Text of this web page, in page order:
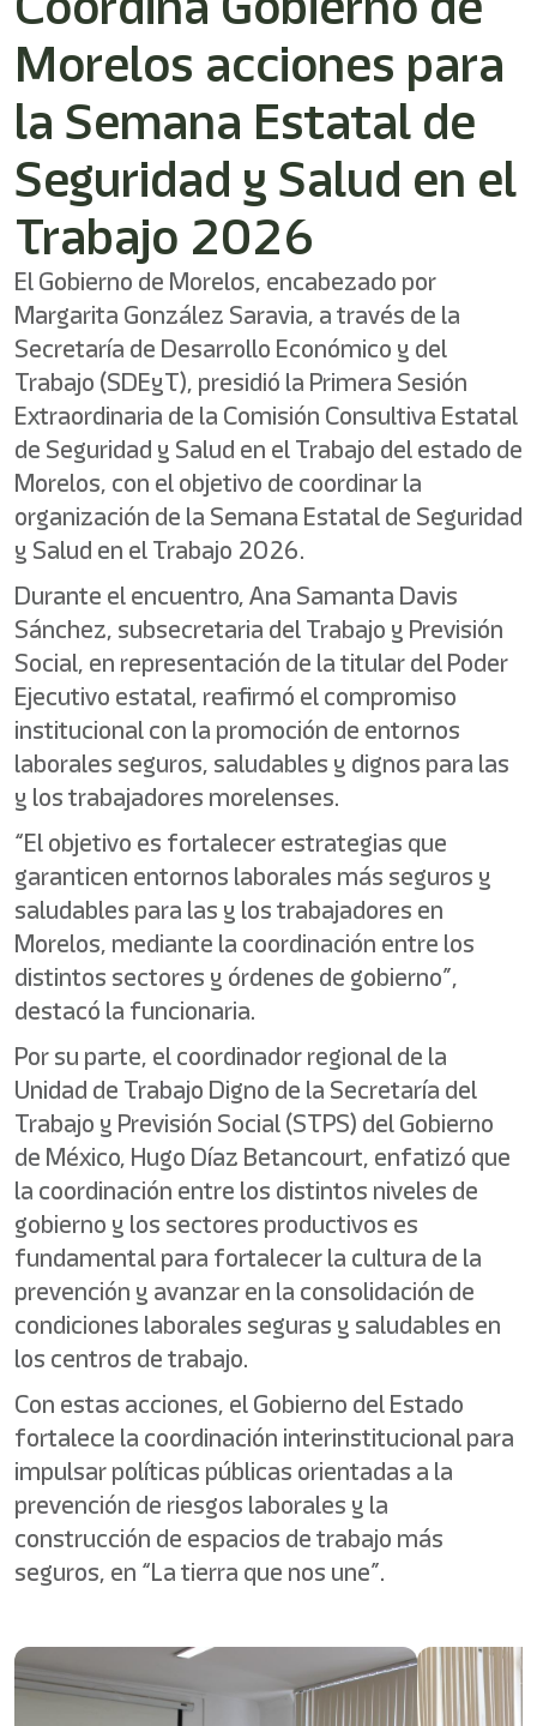
Este
acceso
directo
lector
de
pantalla
para
ayudarle
navegar
interactuar
con
contenido.
Morelos acciones para
la Semana Estatal de
Seguridad y Salud en el
Trabajo 2026
El Gobierno de Morelos, encabezado por
Margarita González Saravia, a través de la
Secretaría de Desarrollo Económico y del
Trabajo (SDEyT), presidió la Primera Sesión
Extraordinaria de la Comisión Consultiva Estatal
de Seguridad y Salud en el Trabajo del estado de
Morelos, con el objetivo de coordinar la
organización de la Semana Estatal de Seguridad
y Salud en el Trabajo 2026.
Durante el encuentro, Ana Samanta Davis
Sánchez, subsecretaria del Trabajo y Previsión
Social, en representación de la titular del Poder
Ejecutivo estatal, reafirmó el compromiso
institucional con la promoción de entornos
laborales seguros, saludables y dignos para las
y los trabajadores morelenses.
“El objetivo es fortalecer estrategias que
garanticen entornos laborales más seguros y
saludables para las y los trabajadores en
Morelos, mediante la coordinación entre los
distintos sectores y órdenes de gobierno”,
destacó la funcionaria.
Por su parte, el coordinador regional de la
Unidad de Trabajo Digno de la Secretaría del
Trabajo y Previsión Social (STPS) del Gobierno
de México, Hugo Díaz Betancourt, enfatizó que
la coordinación entre los distintos niveles de
gobierno y los sectores productivos es
fundamental para fortalecer la cultura de la
prevención y avanzar en la consolidación de
condiciones laborales seguras y saludables en
los centros de trabajo.
Con estas acciones, el Gobierno del Estado
fortalece la coordinación interinstitucional para
impulsar políticas públicas orientadas a la
prevención de riesgos laborales y la
construcción de espacios de trabajo más
seguros, en “La tierra que nos une”.